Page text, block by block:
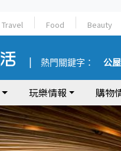
Travel Food Beauty
熱門關鍵字： 公
玩樂情報 購物